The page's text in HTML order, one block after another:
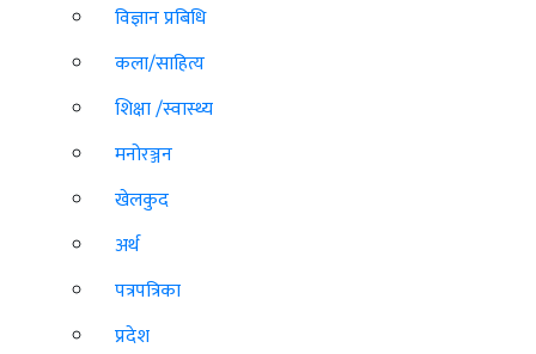
विज्ञान प्रबिधि
कला/साहित्य
शिक्षा /स्वास्थ्य
मनोरञ्जन
खेलकुद
अर्थ
पत्रपत्रिका
प्रदेश